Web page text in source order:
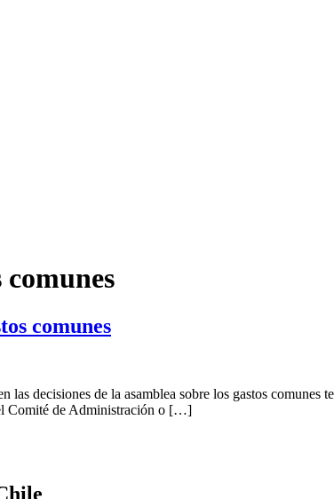
comunes
decisiones de la asamblea sobre los gastos
Comité de Administración o […]